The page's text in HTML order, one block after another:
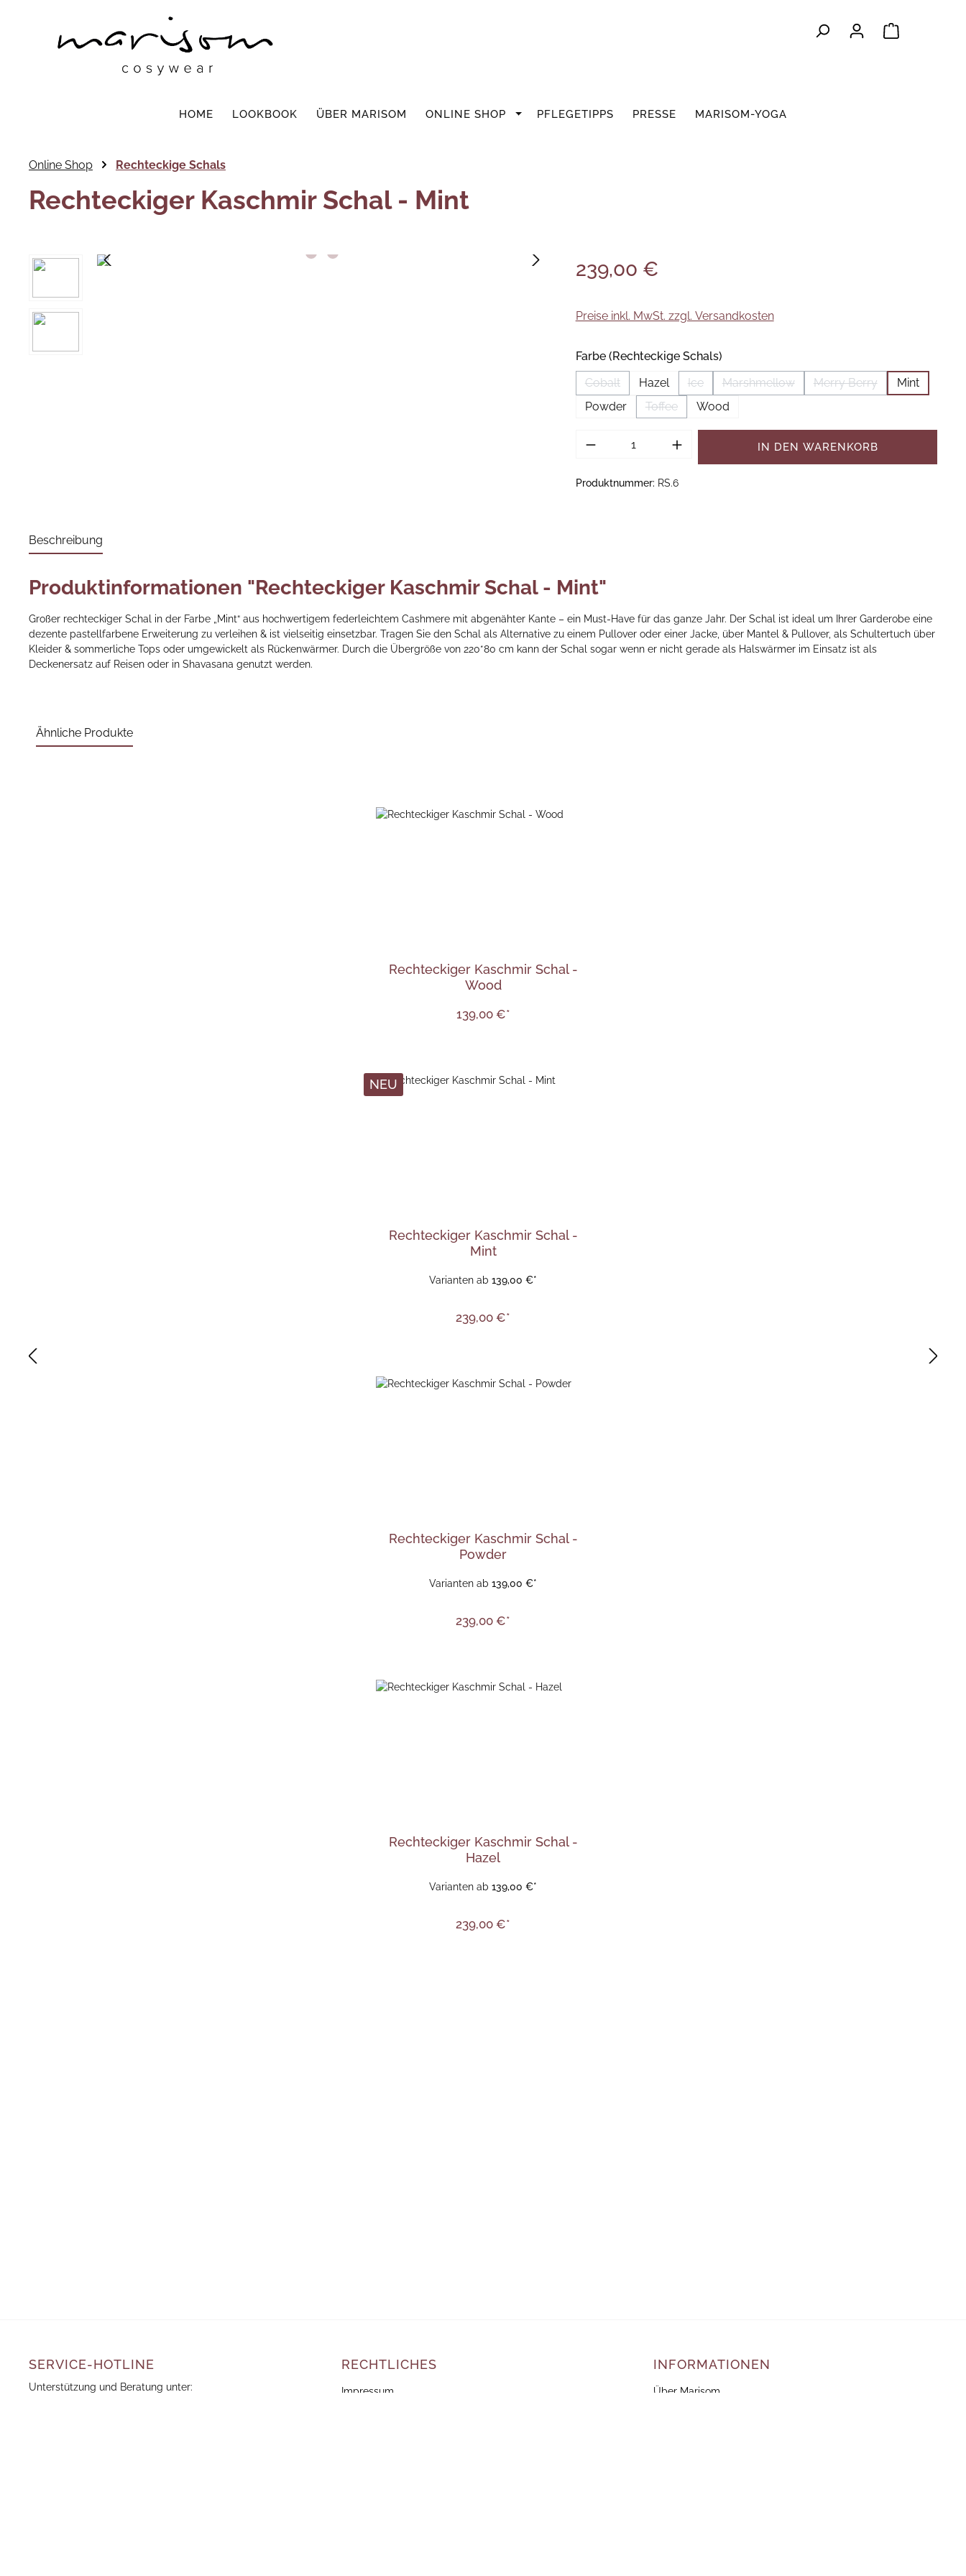
Warenkorb
HOME LOOKBOOK ÜBER MARISOM ONLINE SHOP PFLEGETIPPS PRESSE MARISOM-YOGA
Online Shop Rechteckige Schals
Rechteckiger Kaschmir Schal - Mint
Bildergalerie überspringen 239,00 €
Preise inkl. MwSt. zzgl. Versandkosten
Farbe (Rechteckige Schals)auswählen
Cobalt
Hazel Ice
(Diese Option ist zurzeit nicht verfügbar.)
Marshmellow
(Diese Option ist zurzeit nicht verfügbar.)
Merry Berry
(Diese Option ist zurzeit
Mint
Powder
Toffee
(Diese Option ist zurzeit nicht verfügbar.)
Wood
Produkt Anzahl: Gib den gewünschten Wert
IN DEN WARENKORB
Produktnummer: RS.6
Beschreibung
Produktinformationen "Rechteckiger Kaschmir Schal - Mint"
Großer rechteckiger Schal in der Farbe „Mint“ aus hochwertigem federleichtem Cashmere mit abgenähter Kante – ein Must-Have für das ganze Jahr. Der Schal ist ideal um Ihrer Garderobe eine
dezente pastellfarbene Erweiterung zu verleihen & ist vielseitig einsetzbar. Tragen Sie den Schal als Alternative zu einem Pullover oder einer Jacke, über Mantel & Pullover, als Schultertuch über
Kleider & sommerliche Tops oder umgewickelt als Rückenwärmer. Durch die Übergröße von 220*80 cm kann der Schal sogar wenn er nicht gerade als Halswärmer im Einsatz ist als
Deckenersatz auf Reisen oder in Shavasana genutzt werden.
Ähnliche Produkte
Rechteckiger Kaschmir Schal -
Wood
139,00 €*
NEU
Rechteckiger Kaschmir Schal -
Mint
Varianten ab 139,00 €*
239,00 €*
Rechteckiger Kaschmir Schal -
Powder
Varianten ab 139,00 €*
239,00 €*
Rechteckiger Kaschmir Schal -
Hazel
Varianten ab 139,00 €*
239,00 €*
SERVICE-HOTLINE
Unterstützung und Beratung unter:
RECHTLICHES
Impressum
INFORMATIONEN
Über Marisom